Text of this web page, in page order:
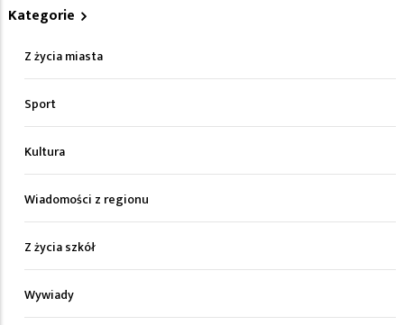
Kategorie
Z życia miasta
Sport
Kultura
Wiadomości z regionu
Z życia szkół
Wywiady